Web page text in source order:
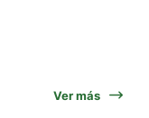
Ver más